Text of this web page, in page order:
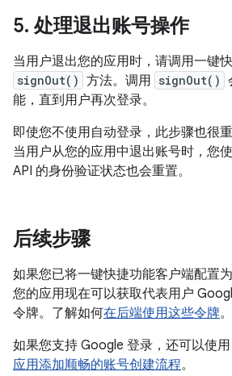
5. 处理退出账号操作
当用户退出您的应用时，请调用一键
signOut() 方法。调用 signOut()
能，直到用户再次登录。
即使您不使用自动登录，此步骤也很
当用户从您的应用中退出账号时，您
API 的身份验证状态也会重置。
后续步骤
如果您已将一键快捷功能客户端配置
您的应用现在可以获取代表用户
令牌。了解如何在后端使用这些令牌。
如果您支持 Google 登录，还可以使
应用添加顺畅的账号创建流程。